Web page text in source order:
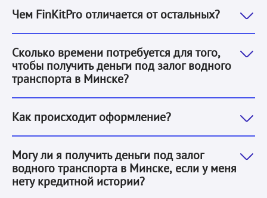
Чем FinKitPro отличается от остальных?
Сколько времени потребуется для того,
чтобы получить деньги под залог водного
транспорта в Минске?
Благодаря тому, что заявка заполняется онлайн,
Как происходит оформление?
1. Вы оставляете заявку. 2. Наша система оценивает
Могу ли я получить деньги под залог
водного транспорта в Минске, если у меня
нету кредитной истории?
Да. Решение о выдаче денег под залог водного